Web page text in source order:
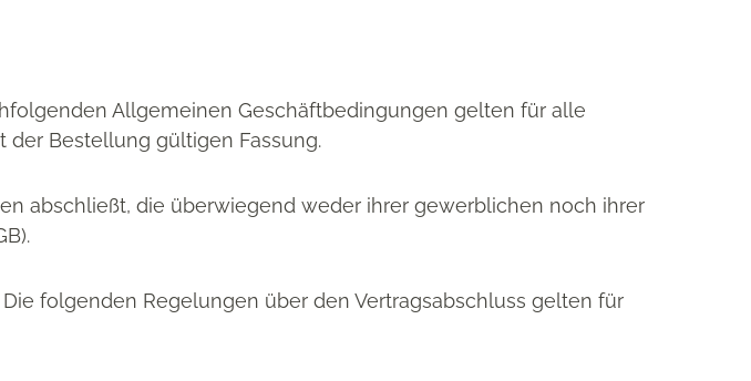
Allgemeinen Geschäftbedingungen gelten für alle
Bestellung gültigen Fassung.
abschließt, die überwiegend weder ihrer gewerblichen noch ihrer
folgenden Regelungen über den Vertragsabschluss gelten für